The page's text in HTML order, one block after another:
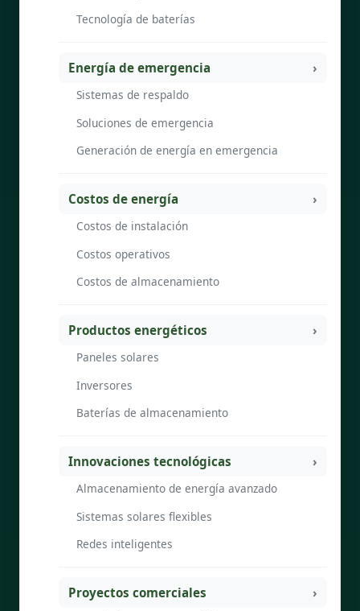
Tecnología de baterías
Energía de emergencia
Sistemas de respaldo
Soluciones de emergencia
Generación de energía en emergencia
Costos de energía
Costos de instalación
Costos operativos
Costos de almacenamiento
Productos energéticos
Paneles solares
Inversores
Baterías de almacenamiento
Innovaciones tecnológicas
Almacenamiento de energía avanzado
Sistemas solares flexibles
Redes inteligentes
Proyectos comerciales